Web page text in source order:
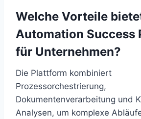
Welche Vorteile
Automation Success
für Unternehmen?
Die Plattform kombiniert
Prozessorchestrierung,
Dokumentenverarbeitung und
Analysen, um komplexe